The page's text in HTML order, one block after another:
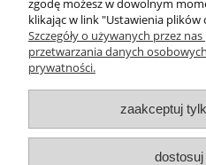
MOJE
zgodę możesz w dowolnym
klikając w link "Ustawienia
Szczegóły o używanych przez
przetwarzania danych
prywatności.
zaakceptuj